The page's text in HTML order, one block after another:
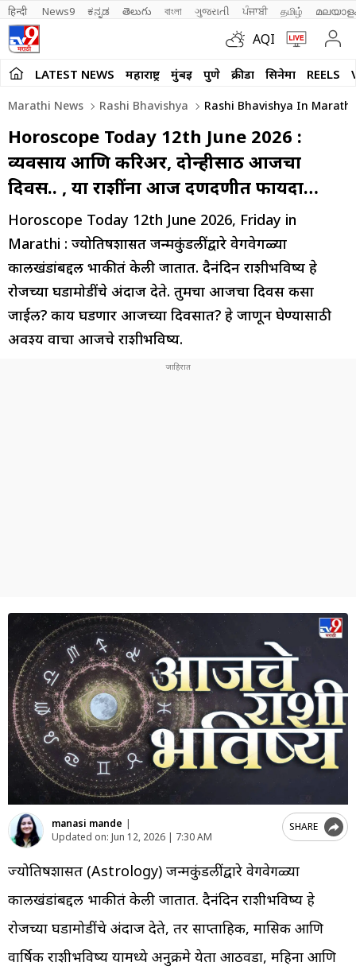
हिन्दी News9 ಕನ್ನಡ తెలుగు বাংলা ગુજરાતી ਪੰਜਾਬੀ தமிழ்
AQI
LATEST NEWS महाराष्ट्र मुंबई पुणे क्रीडा सिनेमा REELS
Marathi News Rashi Bhavishya Rashi Bhavishya In
Horoscope Today 12th June 2026 :
व्यवसाय आणि करिअर, दोन्हीसाठी आजचा
दिवस.. , या राशींना आज दणदणीत फायदा…
Horoscope Today 12th June 2026, Friday in
Marathi : ज्योतिषशास्त्रात जन्मकुंडलींद्वारे वेगवेगळ्या
कालखंडांबद्दल भाकीतं केली जातात. दैनंदिन राशीभविष्य हे
रोजच्या घडामोडींचे अंदाज देते. तुमचा आजचा दिवस कसा
जाईल? काय घडणार आजच्या दिवसात? हे जाणून घेण्यासाठी
अवश्य वाचा आजचे राशीभविष्य.
manasi mande |
Updated on: Jun 12, 2026 | 7:30 AM
SHARE
ज्योतिषशास्त्रात (Astrology) जन्मकुंडलींद्वारे वेगवेगळ्या
कालखंडांबद्दल भाकीतं केली जातात. दैनंदिन राशीभविष्य हे
रोजच्या घडामोडींचे अंदाज देते, तर साप्ताहिक, मासिक आणि
वार्षिक राशीभविष्य यामध्ये अनुक्रमे येता आठवडा, महिना आणि